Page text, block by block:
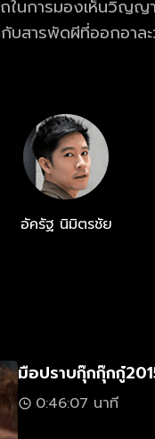
ในการมองเห็นวิญ
บสารพัดผีที่ออกอาล
อัครัฐ นิมิตรชัย
มือปราบกุ๊กกุ๊กกู๋
0:46:07 นาที